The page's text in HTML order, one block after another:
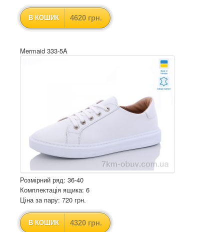
В КОШИК 4620 грн.
Mermaid 333-5A
Розмірний ряд: 36-40
Комплектація ящика: 6
Ціна за пару: 720 грн.
В КОШИК 4320 грн.